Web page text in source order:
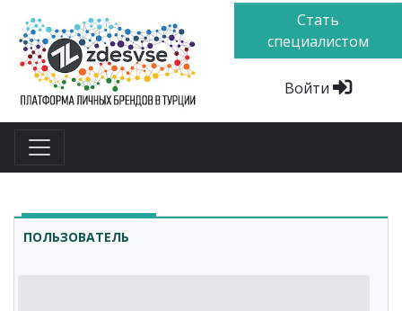
Стать
специалистом
Войти
ПОЛЬЗОВАТЕЛЬ